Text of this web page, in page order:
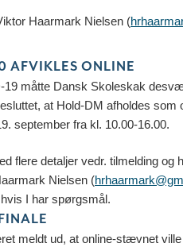
Haarmark Nielsen (
AFVIKLES ONLINE
19 måtte Dansk Skoleskak
at Hold-DM afholdes
september fra kl. 10.00-16.00.
flere detaljer vedr. tilmelding
Nielsen (
I har spørgsmål.
meldt ud, at online-stævnet